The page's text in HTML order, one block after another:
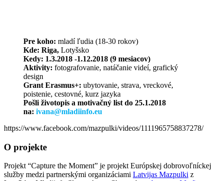
Pre koho: mladí ľudia (18-30 rokov)
Kde: Riga, Lotyšsko
Kedy: 1.3.2018 -1.12.2018 (9 mesiacov)
Aktivity: fotografovanie, natáčanie videí, grafický
design
Grant Erasmus+: ubytovanie, strava, vreckové,
poistenie, cestovné, kurz jazyka
Pošli životopis a motivačný list do 25.1.2018
na: ivana@mladiinfo.eu
https://www.facebook.com/mazpulki/videos/1111965758837278/
O projekte
Projekt “Capture the Moment” je projekt Európskej dobrovoľníckej
služby medzi partnerskými organizáciami Latvijas Mazpulki z